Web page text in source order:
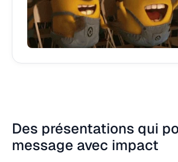
Des présentations qui
message avec impact